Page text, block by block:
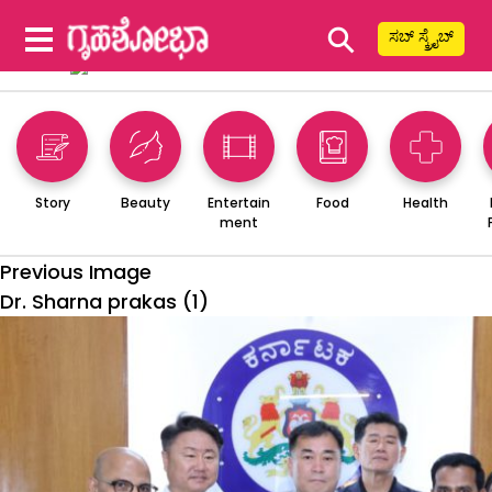
⚲ ಸಬ್ ಸ್ಕ್ರೈಬ್
Story Beauty
Entertain
ment
Food Health
Previous Image
Dr. Sharna prakas (1)